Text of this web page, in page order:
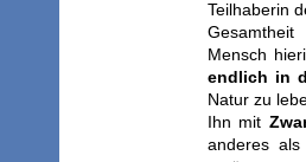
Teilhaberin
Mensch
endlich in
Natur zu
Ihn mit
anderes